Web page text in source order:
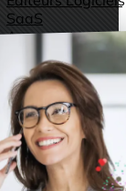
SaaS
Agences
Consulting
et plus encore...